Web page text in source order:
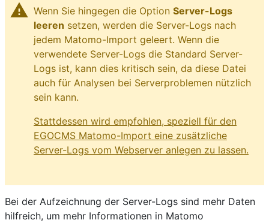
warning Wenn Sie hingegen die Option Server-Logs
leeren setzen, werden die Server-Logs nach
jedem Matomo-Import geleert. Wenn die
verwendete Server-Logs die Standard Server-
Logs ist, kann dies kritisch sein, da diese Datei
auch für Analysen bei Serverproblemen nützlich
sein kann.
Stattdessen wird empfohlen, speziell für den
EGOCMS Matomo-Import eine zusätzliche
Server-Logs vom Webserver anlegen zu lassen.
Bei der Aufzeichnung der Server-Logs sind mehr Daten
hilfreich, um mehr Informationen in Matomo